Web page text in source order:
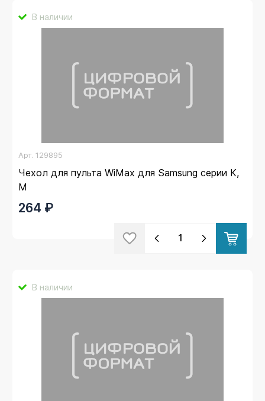
В наличии
Арт. 129895
Чехол для пульта WiMax для Samsung серии K,
M
264 ₽
В наличии